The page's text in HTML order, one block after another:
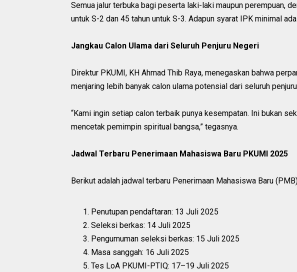
Semua jalur terbuka bagi peserta laki-laki maupun perempuan,
untuk S-2 dan 45 tahun untuk S-3. Adapun syarat IPK minimal
Jangkau Calon Ulama dari Seluruh Penjuru Negeri
Direktur PKUMI, KH Ahmad Thib Raya, menegaskan bahwa
menjaring lebih banyak calon ulama potensial dari seluruh
“Kami ingin setiap calon terbaik punya kesempatan. Ini bukan
mencetak pemimpin spiritual bangsa,” tegasnya.
Jadwal Terbaru Penerimaan Mahasiswa Baru PKUMI 2025
Berikut adalah jadwal terbaru Penerimaan Mahasiswa Baru
Penutupan pendaftaran: 13 Juli 2025
Seleksi berkas: 14 Juli 2025
Pengumuman seleksi berkas: 15 Juli 2025
Masa sanggah: 16 Juli 2025
Tes LoA PKUMI-PTIQ: 17–19 Juli 2025